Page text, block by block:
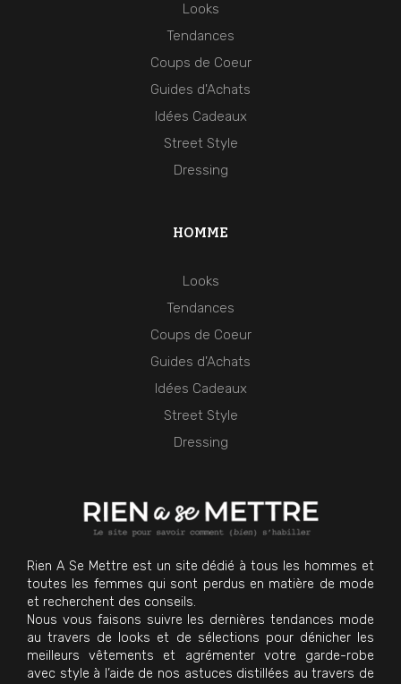
Rien A Se Mettre est un site dédié à tous les hommes et
toutes les femmes qui sont perdus en matière de mode
et recherchent des conseils.
Nous vous faisons suivre les dernières tendances mode
au travers de looks et de sélections pour dénicher les
meilleurs vêtements et agrémenter votre garde-robe
avec style à l’aide de nos astuces distillées au travers de
HOMME
Looks
Tendances
Coups de Coeur
Guides d'Achats
Idées Cadeaux
Street Style
Dressing
Looks
Tendances
Coups de Coeur
Guides d'Achats
Idées Cadeaux
Street Style
Dressing